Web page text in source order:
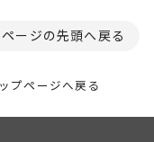
ージの先頭へ戻る
プページへ戻る